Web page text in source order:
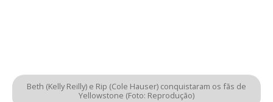
Beth (Kelly Reilly) e Rip (Cole Hauser) conquistaram os fãs de
Yellowstone (Foto: Reprodução)